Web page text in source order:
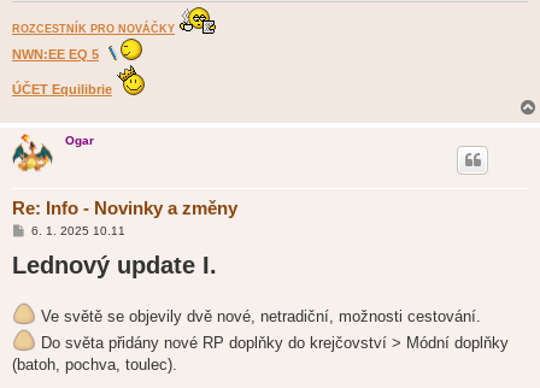
ROZCESTNÍK PRO NOVÁČKY
NWN:EE EQ 5
ÚČET Equilibrie
Ogar
Re: Info - Novinky a změny
P
s
ě
v
e
k
6. 1. 2025 10.11
Lednový update I.
Ve světě se objevily dvě nové, netradiční, možnosti cestování.
Do světa přidány nové RP doplňky do krejčovství > Módní doplňky
(batoh, pochva, toulec).